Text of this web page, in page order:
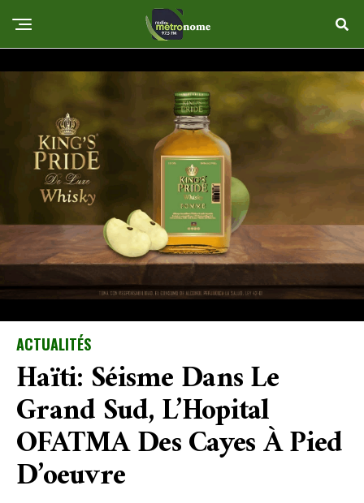
ACTUALITÉS
Haïti: Séisme Dans Le
Grand Sud, L’Hopital
OFATMA Des Cayes À Pied
D’oeuvre